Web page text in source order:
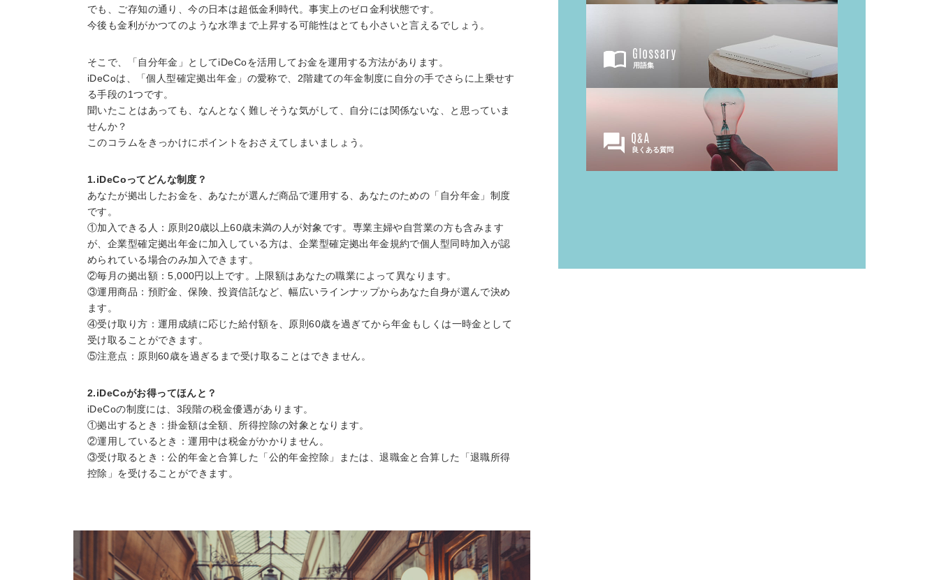
でも、ご存知の通り、今の日本は超低金利時代。事実上のゼロ金利状態です。
今後も金利がかつてのような水準まで上昇する可能性はとても小さいと言えるでしょう。
そこで、「自分年金」としてiDeCoを活用してお金を運用する方法があります。
iDeCoは、「個人型確定拠出年金」の愛称で、2階建ての年金制度に自分の手でさらに上乗せす
る手段の1つです。
聞いたことはあっても、なんとなく難しそうな気がして、自分には関係ないな、と思っていま
せんか？
このコラムをきっかけにポイントをおさえてしまいましょう。
1.iDeCoってどんな制度？
あなたが拠出したお金を、あなたが選んだ商品で運用する、あなたのための「自分年金」制度
です。
①加入できる人：原則20歳以上60歳未満の人が対象です。専業主婦や自営業の方も含みます
が、企業型確定拠出年金に加入している方は、企業型確定拠出年金規約で個人型同時加入が認
められている場合のみ加入できます。
②毎月の拠出額：5,000円以上です。上限額はあなたの職業によって異なります。
③運用商品：預貯金、保険、投資信託など、幅広いラインナップからあなた自身が選んで決め
ます。
④受け取り方：運用成績に応じた給付額を、原則60歳を過ぎてから年金もしくは一時金として
受け取ることができます。
⑤注意点：原則60歳を過ぎるまで受け取ることはできません。
2.iDeCoがお得ってほんと？
iDeCoの制度には、3段階の税金優遇があります。
①拠出するとき：掛金額は全額、所得控除の対象となります。
②運用しているとき：運用中は税金がかかりません。
③受け取るとき：公的年金と合算した「公的年金控除」または、退職金と合算した「退職所得
控除」を受けることができます。
用語集
良くある質問